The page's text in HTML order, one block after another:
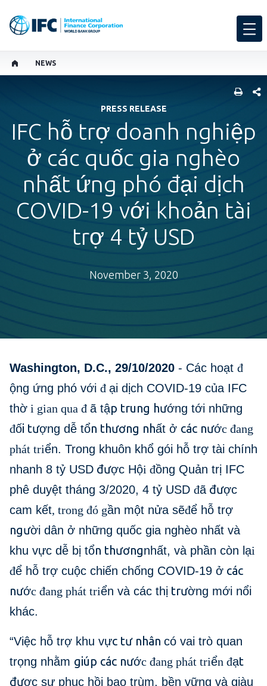
NEWS
PRESS RELEASE
IFC hỗ trợ doanh nghiệp
ở các quốc gia nghèo
nhất ứng phó đại dịch
COVID-19 với khoản tài
trợ 4 tỷ USD
November 3, 2020
Washington, D.C., 29/10/2020 - Các hoạt đ
ộng ứng phó với đ ại dịch COVID-19 của IFC
thờ i gian qua đ ã tập trung hướng tới những
đối tượng dễ tổn thương nhất ở các nước đang
phát triển. Trong khuôn khổ gói hỗ trợ tài chính
nhanh 8 tỷ USD được Hội đồng Quản trị IFC
phê duyệt tháng 3/2020, 4 tỷ USD đã được
cam kết, trong đó gần một nửa sẽđể hỗ trợ
người dân ở những quốc gia nghèo nhất và
khu vực dễ bị tổn thươngnhất, và phần còn lại
để hỗ trợ cuộc chiến chống COVID-19 ở các
nước đang phát triển và các thị trường mới nổi
khác.
“Việc hỗ trợ khu vực tư nhân có vai trò quan
trọng nhằm giúp các nước đang phát triển đạt
được sự phục hồi bao trùm, bền vững và giàu